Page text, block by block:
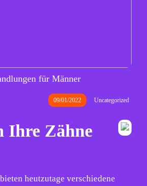
für Männer
09/01/2022 Uncategorized
Ihre Zähne
heutzutage verschiedene